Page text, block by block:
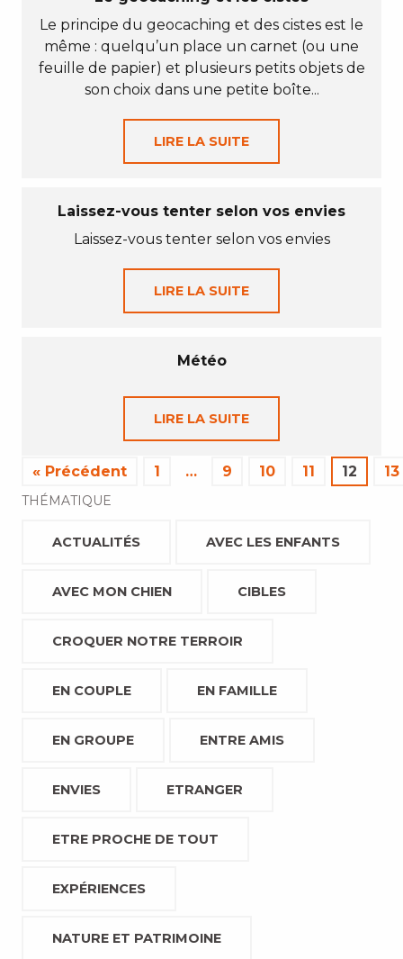
Le principe du geocaching et des cistes est le
même : quelqu’un place un carnet (ou une
feuille de papier) et plusieurs petits objets de
son choix dans une petite boîte...
LIRE LA SUITE
Laissez-vous tenter selon vos envies
Laissez-vous tenter selon vos envies
LIRE LA SUITE
Météo
LIRE LA SUITE
« Précédent 1 … 9 10 11 12 13
THÉMATIQUE
ACTUALITÉS AVEC LES ENFANTS
AVEC MON CHIEN CIBLES
CROQUER NOTRE TERROIR
EN COUPLE EN FAMILLE
EN GROUPE ENTRE AMIS
ENVIES ETRANGER
ETRE PROCHE DE TOUT
EXPÉRIENCES
NATURE ET PATRIMOINE